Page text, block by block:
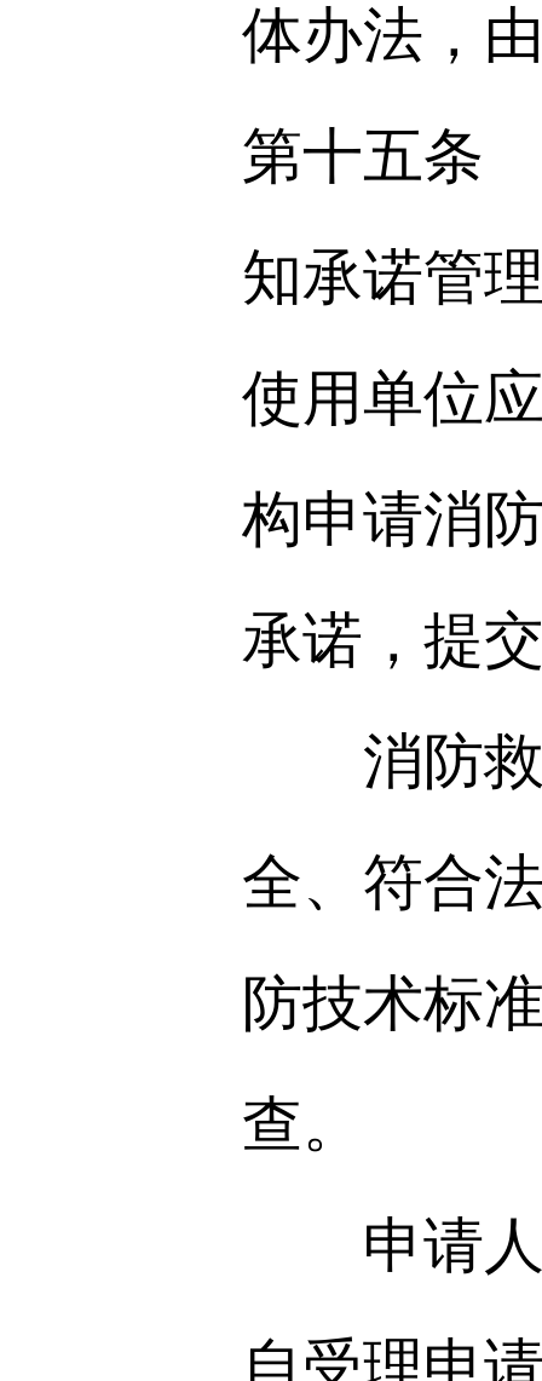
体办法，
第十五条
知承诺管
使用单位
构申请消
承诺，提
消防救
全、符合
防技术标
查。
申请人
自受理申